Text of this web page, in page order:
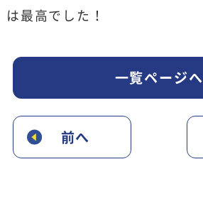
は最高でした！
前へ
一覧ページへ